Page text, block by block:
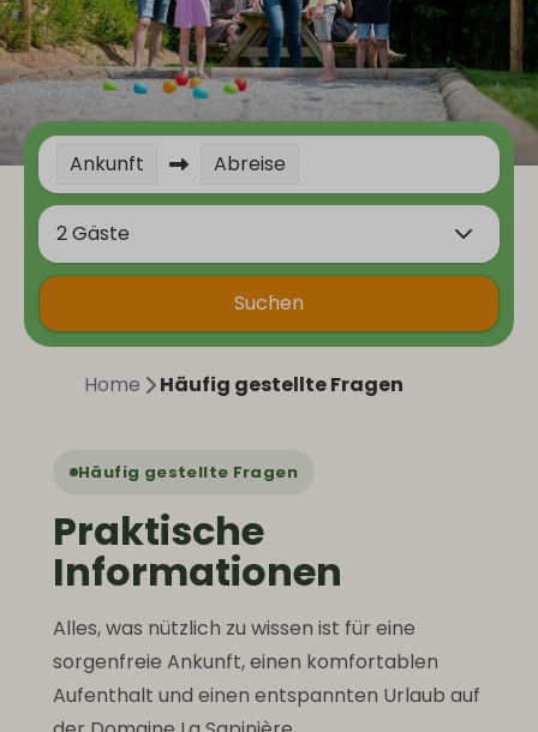
Ankunft Abreise
2 Gäste
Suchen
Home Häufig gestellte Fragen
Häufig gestellte Fragen
Praktische
Informationen
Alles, was nützlich zu wissen ist für eine
sorgenfreie Ankunft, einen komfortablen
Aufenthalt und einen entspannten Urlaub auf